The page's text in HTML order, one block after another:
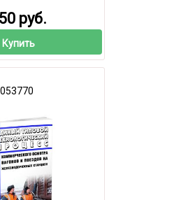
руб.
Купить